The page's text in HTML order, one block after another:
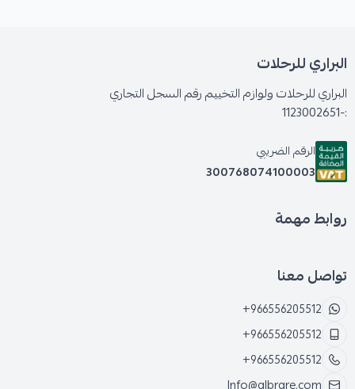
البراري للرحلات
البراري للرحلات ولوازم التخييم رقم السجل التجاري
:-1123002651
الرقم الضريبي
300768074100003
روابط مهمة
تواصل معنا
+966556205512
+966556205512
+966556205512